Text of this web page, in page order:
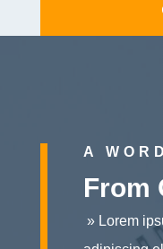
A WORD
From
» Lorem